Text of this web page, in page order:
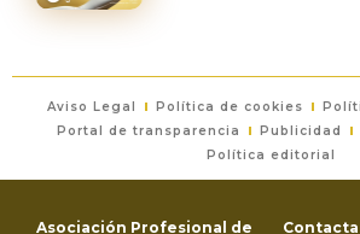
Aviso Legal Política de cookies
Portal de transparencia
Publicidad
Política editorial
Asociación Profesional de Contacta